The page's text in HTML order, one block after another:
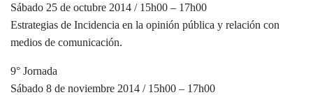
Sábado 25 de octubre 2014 / 15h00 – 17h00
Estrategias de Incidencia en la opinión pública y relación con
medios de comunicación.
9° Jornada
Sábado 8 de noviembre 2014 / 15h00 – 17h00